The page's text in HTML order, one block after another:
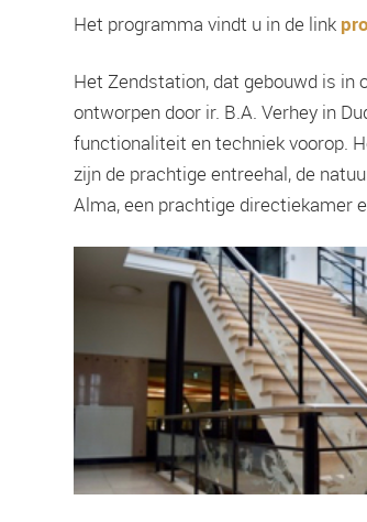
Het programma vindt u in de link
Het Zendstation, dat gebouwd is in
ontworpen door ir. B.A. Verhey in
functionaliteit en techniek voorop.
zijn de prachtige entreehal, de
Alma, een prachtige directiekamer